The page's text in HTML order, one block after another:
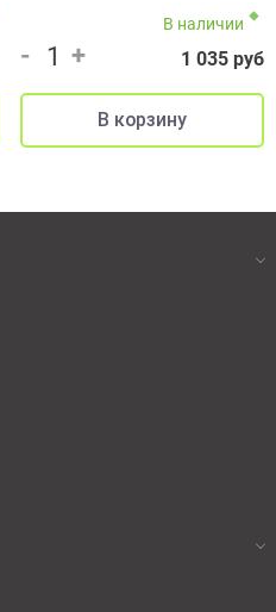
В наличии
- + 1 035 руб